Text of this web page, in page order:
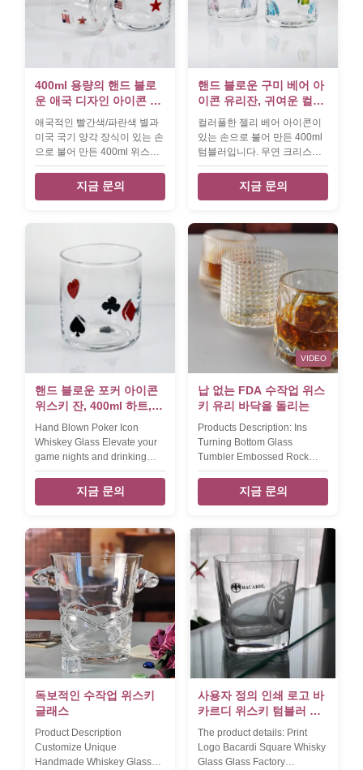
400ml 용량의 핸드 블로
운 애국 디자인 아이콘 유
리잔 - 위스키 및 칵테일용
투명 텀블러
애국적인 빨간색/파란색 별과
미국 국기 양각 장식이 있는 손
으로 불어 만든 400ml 위스키
잔입니다. 무연 크리스탈, 식기
세척기 사용 가능, 안정성을 위
한 두꺼운 베이스. 위스키, 칵
지금 문의
핸드 블로운 구미 베어 아
이콘 유리잔, 귀여운 컬러
풀 베어가 있는 400ml 투
명 텀블러, 어린이 및 성인
을 위한 재미있는 위스키
물
컬러풀한 젤리 베어 아이콘이
있는 손으로 불어 만든 400ml
텀블러입니다. 무연 크리스탈
유리, 식기세척기 사용 가능,
맞춤형 로고. 위스키, 주스, 칵
테일에 딱 맞습니다. 어린이와
지금 문의
핸드 블로운 포커 아이콘
위스키 잔, 400ml 하트,
스페이드, 클럽 & 다이아
몬드 문양 투명 텀블러, 위
스키, 칵테일, 주스용 올드
Hand Blown Poker Icon
Whiskey Glass Elevate your
game nights and drinking
experience with our hand-
blown poker suit whiskey
glasses—crafted for poker
appreciates artisanal
barware. Each 400ml tumbler
features hand-applied
embossed heart, spade, club,
and diamond icons, blending
the timeless charm of hand-
blown glass with the playful
spirit of poker. Perfect for
whiskey, old fashioned
cocktails, juice, or iced drinks,
these glasses turn casual
poker
지금 문의
VIDEO
납 없는 FDA 수작업 위스
키 유리 바닥을 돌리는
Products Description: Ins
Turning Bottom Glass
Tumbler Embossed Rock
Whiskey Glass This cute
tumbler glass is handmade
pressed with new turning
Houseware can produce all
style by a drawing only. hand-
pressed whisky glass with
new assted 3 design.all with
turning rock bottom. The New
Design Of The Whisky Glass
Develope Be Acceptable.
Model Capacity (ml) size
(cm)L*W*H inner pack/out
carton (pcs) Torlerance (mm)
Weight (g)
지금 문의
독보적인 수작업 위스키
글래스
Product Description
Customize Unique
Handmade Whiskey Glass
사용자 정의 인쇄 로고 바
카르디 위스키 텀블러 글
래스, 스퀘어 위스키 글래
스
The product details: Print
Logo Bacardi Square Whisky
Glass Glass Factory